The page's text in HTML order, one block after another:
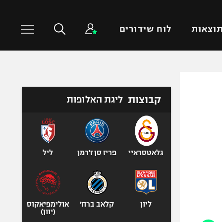
תוצאות לוח שידורים
טניס
כדורעף
אגרוף
ספורט אולימפי
UFC
קבוצות ליגת האלופות
גלאטסראיי פריז סן ז'רמן ליל
ליון קלאב ברוז'
אולימפיאקוס
(יוון)